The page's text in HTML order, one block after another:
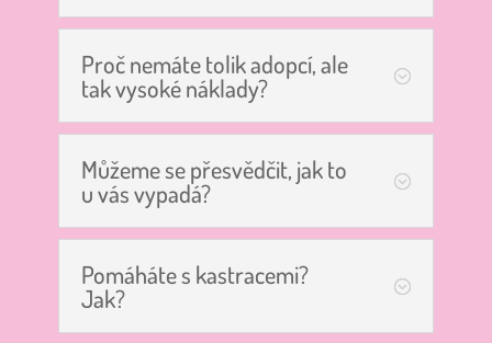
Proč nemáte tolik adopcí, ale
tak vysoké náklady?
Můžeme se přesvědčit, jak to
u vás vypadá?
Pomáháte s kastracemi?
Jak?